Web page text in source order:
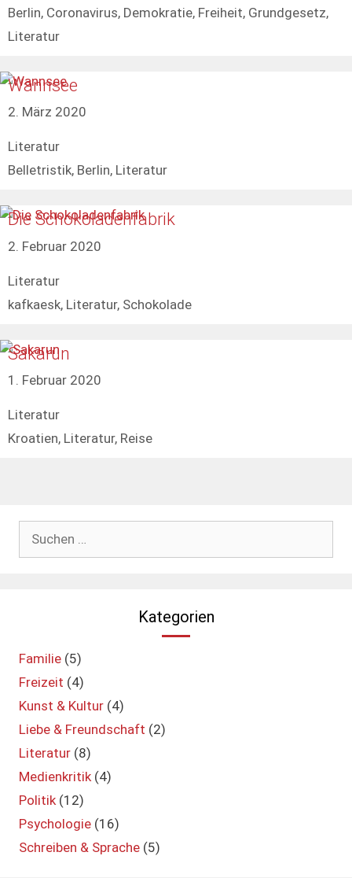
Schlagwörter
Berlin, Coronavirus, Demokratie, Freiheit, Grundgesetz,
Literatur
Wannsee
2. März 2020
Kategorien
Literatur
Schlagwörter
Belletristik, Berlin, Literatur
Die Schokoladenfabrik
2. Februar 2020
Kategorien
Literatur
Schlagwörter
kafkaesk, Literatur, Schokolade
Sakarun
1. Februar 2020
Kategorien
Literatur
Schlagwörter
Kroatien, Literatur, Reise
Kategorien
Familie (5)
Freizeit (4)
Kunst & Kultur (4)
Liebe & Freundschaft (2)
Literatur (8)
Medienkritik(4)
Politik(12)
Psychologie (16)
Schreiben & Sprache (5)